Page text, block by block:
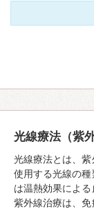
光線療法（紫
光線療法とは、紫
使用する光線の
は温熱効果によ
紫外線治療は、